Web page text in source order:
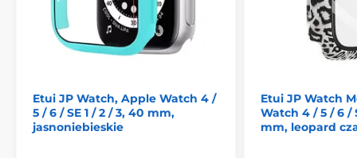
Nie tylko ozdoba
Mocna plecionka, z której wykonano pasek, jest w
dużej mierze oryginalną ozdobą, ale także gwarancją
Etui JP Watch, Apple Watch 4 /
5 / 6 / SE 1 / 2 / 3, 40 mm,
jasnoniebieskie
Etui JP Watch
Watch 4 / 5 / 6 /
mm, leopard